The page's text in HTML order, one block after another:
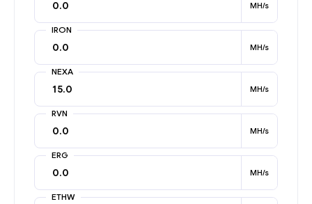
MH/s
IRON
MH/s
NEXA
MH/s
RVN
MH/s
ERG
MH/s
ETHW